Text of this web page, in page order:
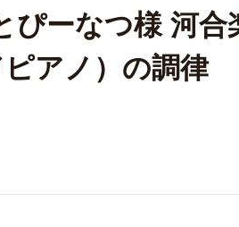
ぴーなつ様 河合
アノ）の調律